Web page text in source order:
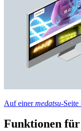
Auf einermedatsu-Seite
Funktionen